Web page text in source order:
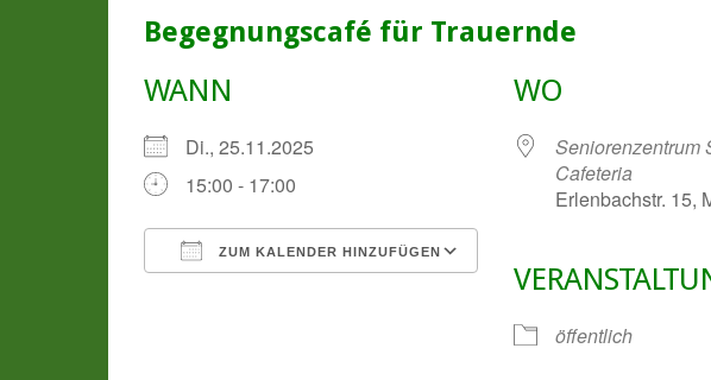
Begegnungscafé für Trauernde
WANN
Di., 25.11.2025
15:00 - 17:00
ZUM KALENDER HINZUFÜGEN
Google Kalender
WO
Seniorenzentrum
Cafeteria
Erlenbachstr. 15,
öffentlich